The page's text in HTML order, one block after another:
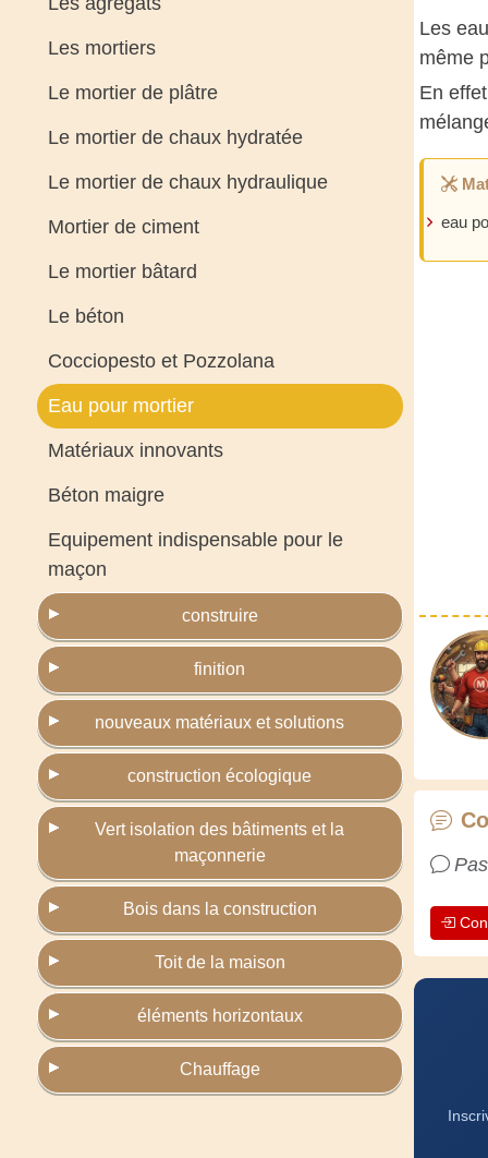
Les mortiers
Le mortier de plâtre
Le mortier de chaux hydratée
Le mortier de chaux hydraulique
Mortier de ciment
Le mortier bâtard
Le béton
Cocciopesto et Pozzolana
Eau pour mortier
Matériaux innovants
Béton maigre
Equipement indispensable pour le
maçon
construire
finition
nouveaux matériaux et solutions
construction écologique
Vert isolation des bâtiments et la
maçonnerie
Bois dans la construction
Toit de la maison
éléments horizontaux
Chauffage
Les
même
En
eau